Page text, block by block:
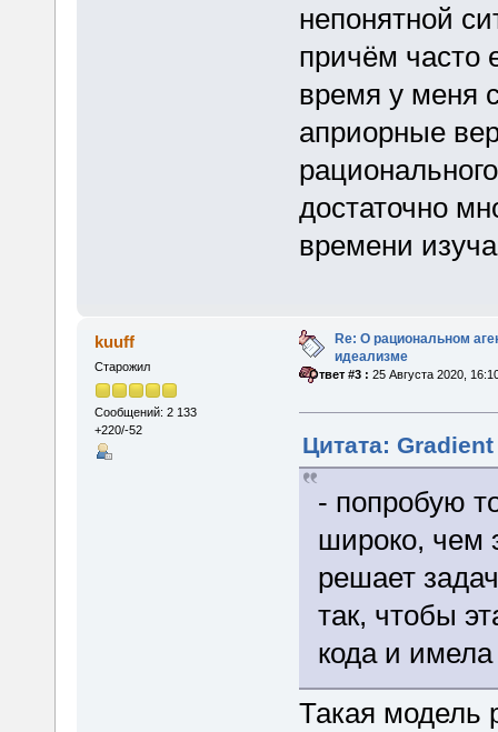
непонятной
причём часто
время у меня
априорные
достаточно
времени
kuuff
Старожил
Сообщений: 2 133
+220/-52
Re: О рациональном
идеализме
«Ответ #3 : 25 Августа 2020,
Цитата: Gradient
- попробую
широко, чем
решает
так, чтобы
кода и
Такая модель